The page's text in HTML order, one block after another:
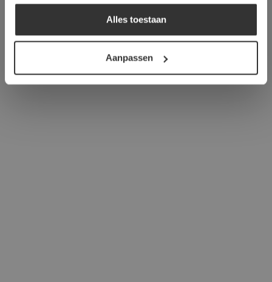
Alles toestaan
Aanpassen
ALLES AFWIJZEN
DETAILS WEERGEVEN